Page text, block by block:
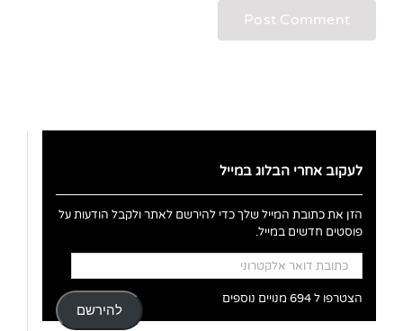
לעקוב אחרי הבלוג במייל
הזן את כתובת המייל שלך כדי להירשם לאתר ולקבל הודעות על
פוסטים חדשים במייל.
כתובת
דואר
אלקטרוני
להירשם
הצטרפו ל 694 מנויים נוספים